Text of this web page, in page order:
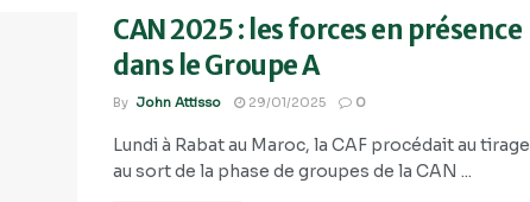
CAN 2025 : les forces en présence
dans le Groupe A
By John Attisso 29/01/2025 0
Lundi à Rabat au Maroc, la CAF procédait au tirage
au sort de la phase de groupes de la CAN ...